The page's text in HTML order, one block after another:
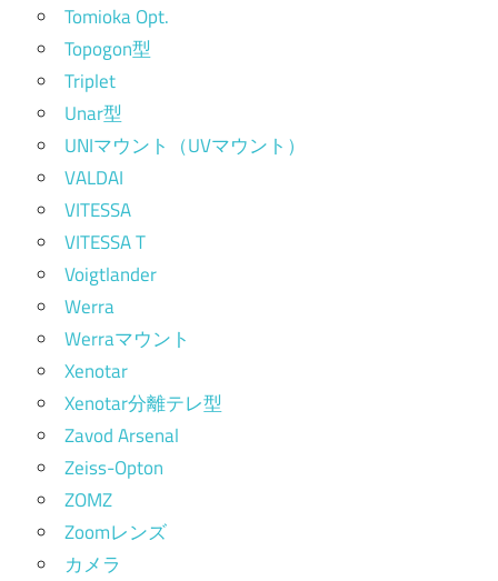
Tomioka Opt.
Topogon型
Triplet
Unar型
UNIマウント（UVマウント）
VALDAI
VITESSA
VITESSA T
Voigtlander
Werra
Werraマウント
Xenotar
Xenotar分離テレ型
Zavod Arsenal
Zeiss-Opton
ZOMZ
Zoomレンズ
カメラ